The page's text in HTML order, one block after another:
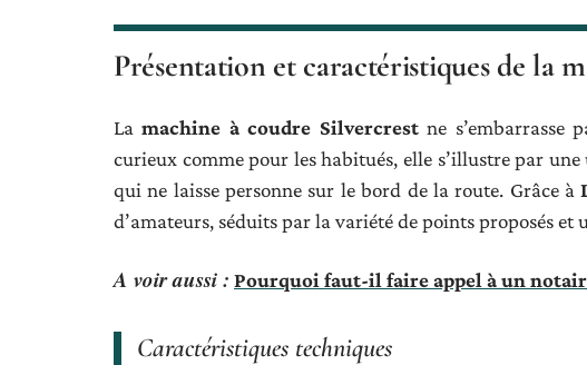
Présentation et caractéristiques de la
Lamachine à coudre Silvercrestne s’embarrasse
curieux comme pour les habitués, elle s’illustre par
qui ne laisse personne sur le bord de la route. Grâce à
d’amateurs, séduits par la variété de points proposés
A voir aussi : Pourquoi faut-il faire appel à un
Caractéristiques techniques